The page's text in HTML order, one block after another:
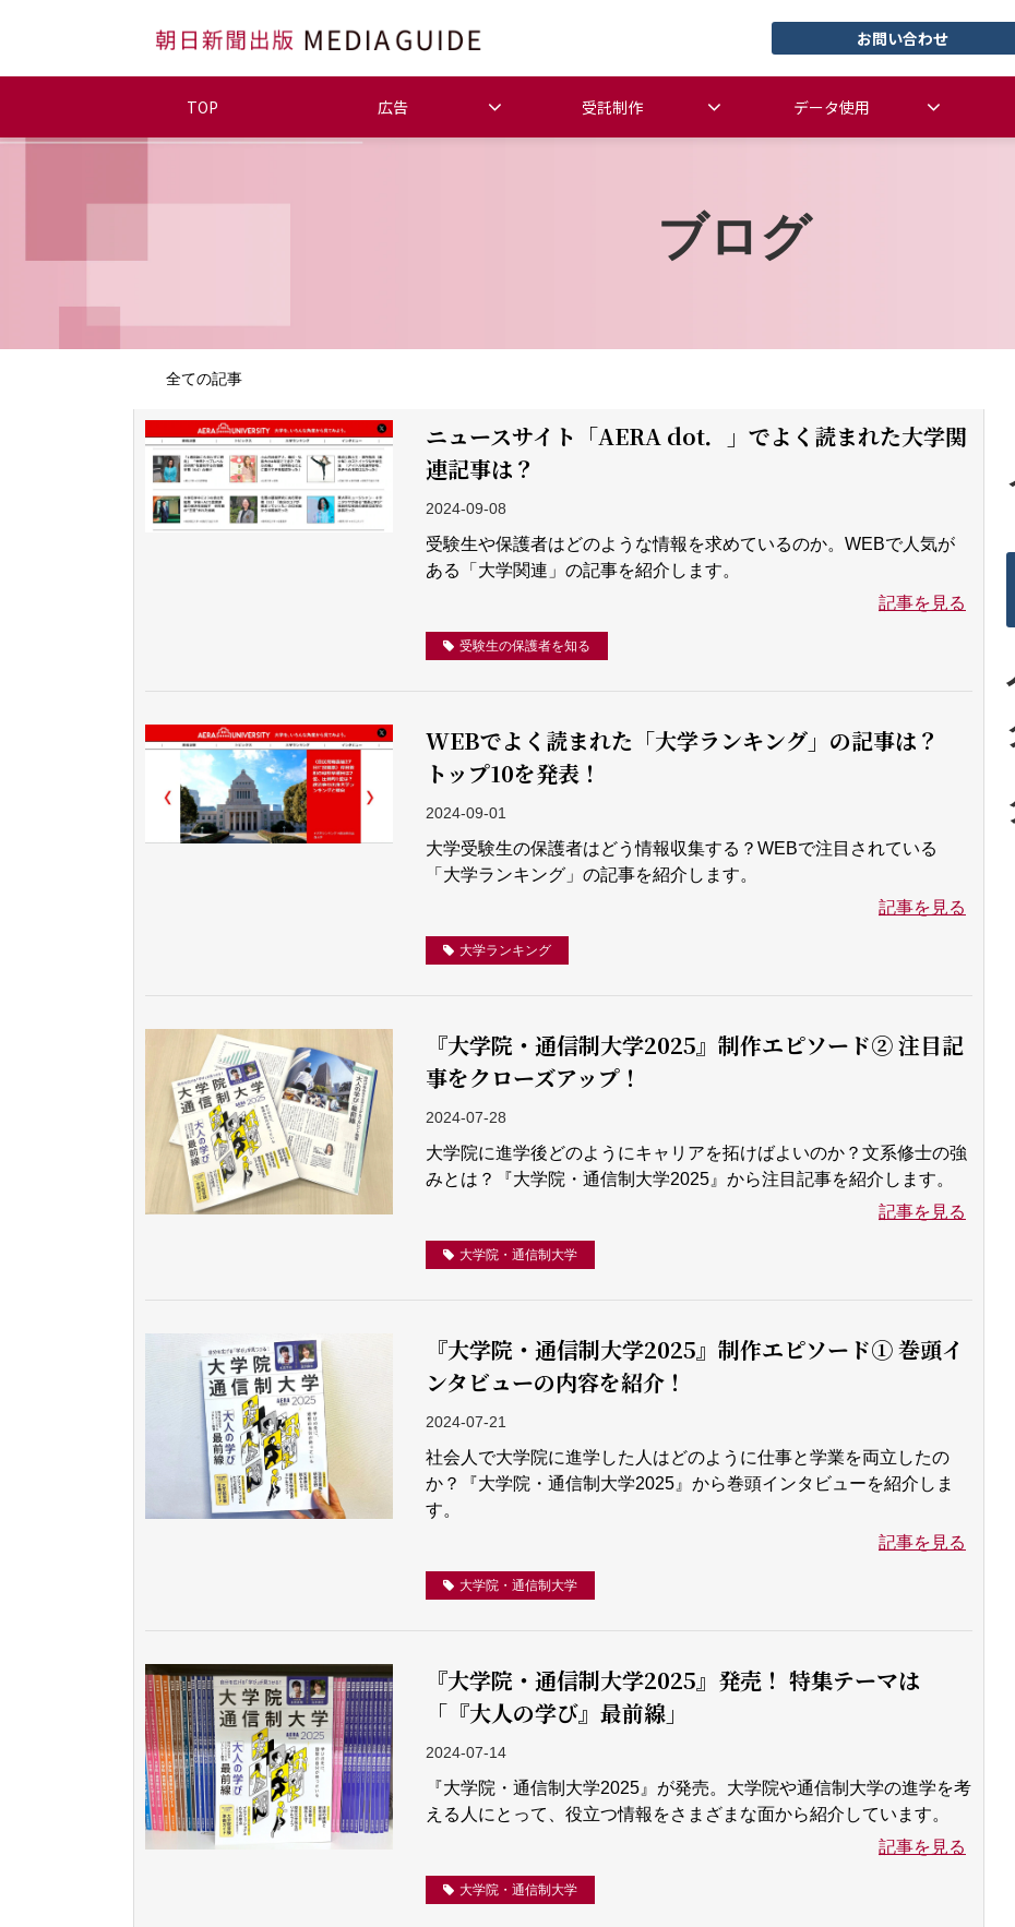
お問い合わせ
TOP 広告 受託制作 データ使用
ブログ
全ての記事
ニュースサイト「AERA dot．」でよく読まれた大学関
連記事は？
2024-09-08
受験生や保護者はどのような情報を求めているのか。WEBで人気が
ある「大学関連」の記事を紹介します。
記事を見る
受験生の保護者を知る
WEBでよく読まれた「大学ランキング」の記事は？
トップ10を発表！
2024-09-01
大学受験生の保護者はどう情報収集する？WEBで注目されている
「大学ランキング」の記事を紹介します。
記事を見る
大学ランキング
『大学院・通信制大学2025』制作エピソード② 注目記
事をクローズアップ！
2024-07-28
大学院に進学後どのようにキャリアを拓けばよいのか？文系修士の強
みとは？『大学院・通信制大学2025』から注目記事を紹介します。
記事を見る
大学院・通信制大学
『大学院・通信制大学2025』制作エピソード① 巻頭イ
ンタビューの内容を紹介！
2024-07-21
社会人で大学院に進学した人はどのように仕事と学業を両立したの
か？『大学院・通信制大学2025』から巻頭インタビューを紹介しま
す。
記事を見る
大学院・通信制大学
『大学院・通信制大学2025』発売！ 特集テーマは
「『大人の学び』最前線」
2024-07-14
『大学院・通信制大学2025』が発売。大学院や通信制大学の進学を考
える人にとって、役立つ情報をさまざまな面から紹介しています。
記事を見る
大学院・通信制大学